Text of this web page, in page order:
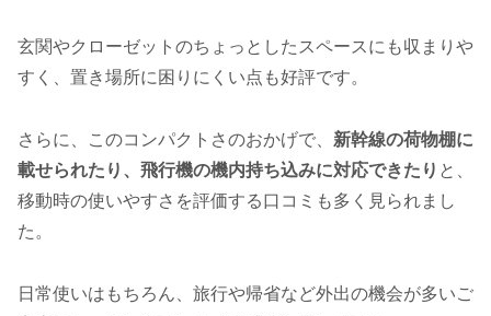
玄関やクローゼットのちょっとしたスペースにも収まりや
すく、置き場所に困りにくい点も好評です。
さらに、このコンパクトさのおかげで、 新幹線の荷物棚に
載せられたり、飛行機の機内持ち込みに対応できたり と、
移動時の使いやすさを評価する口コミも多く見られまし
た。
日常使いはもちろん、旅行や帰省など外出の機会が多いご